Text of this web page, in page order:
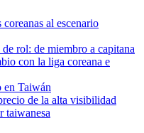
al escenario
rol: de miembro a capitana
con la liga coreana e
en Taiwán
de la alta visibilidad
taiwanesa